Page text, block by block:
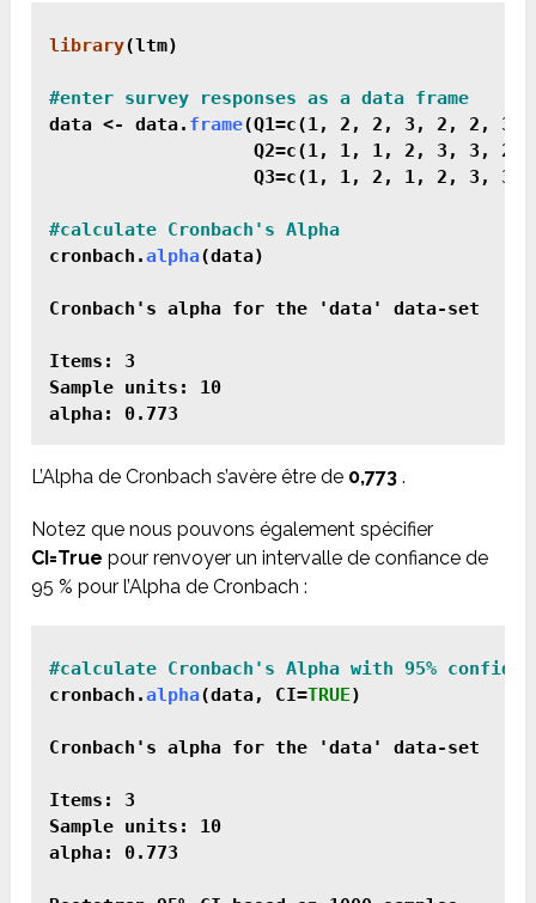
library(ltm)
data <- data. frame(Q1=c(1, 2, 2, 3, 2, 2,
Q2=c(1, 1, 1, 2, 3, 3, 2,
Q3=c(1, 1, 2, 1, 2, 3, 3,
cronbach.alpha(data)
Cronbach's alpha for the 'data' data-set
Items: 3
Sample units: 10
alpha: 0.773
L’Alpha de Cronbach s’avère être de 0,773 .
Notez que nous pouvons également spécifier
CI=True pour renvoyer un intervalle de confiance de
95 % pour l’Alpha de Cronbach :
cronbach.alpha(data, CI=TRUE)
Cronbach's alpha for the 'data' data-set
Items: 3
Sample units: 10
alpha: 0.773